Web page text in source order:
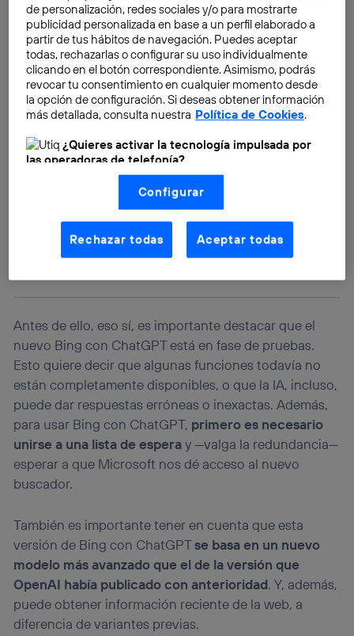
Antes de ello, eso sí, es importante destacar que el
nuevo Bing con ChatGPT está en fase de pruebas.
Esto quiere decir que algunas funciones todavía no
están completamente disponibles, o que la IA, incluso,
puede dar respuestas erróneas o inexactas. Además,
para usar Bing con ChatGPT, primero es necesario
unirse a una lista de esperay —valga la redundancia—
esperar a que Microsoft nos dé acceso al nuevo
buscador.
También es importante tener en cuenta que esta
versión de Bing con ChatGPTse basa en un nuevo
modelo más avanzado que el de la versión que
OpenAI había publicado con anterioridad. Y, además,
puede obtener información reciente de la web, a
diferencia de variantes previas.
de personalización, redes sociales y/o para mostrarte
publicidad personalizada en base a un perfil elaborado a
partir de tus hábitos de navegación. Puedes aceptar
todas, rechazarlas o configurar su uso individualmente
clicando en el botón correspondiente. Asimismo, podrás
revocar tu consentimiento en cualquier momento desde
la opción de configuración. Si deseas obtener información
más detallada, consulta nuestra Política de Cookies.
¿Quieres activar la tecnología impulsada por
las operadoras de telefonía?
Nosotros, Telefónica S.A., utilizamos la tecnología Utiq para
realizar nuestras acciones de marketing digital o análisis
(como se describe en este aviso de consentimiento)
basadas en tu navegación en nuestra(s) web(s)
aquí (solo cuando utilizas una conexión a
internet habilitada , proporcionada por una de las
operadoras de telefonía participantes, y otorgas tu
La tecnología Utiq está diseñada con la privacidad como
La tecnología utiliza un identificador cifrado creado por tu
operadora de telefonía, utilizando tu dirección IP y otra
información de la cuenta de cliente de
telecomunicaciones vinculada a la conexión que utilizas
(p. ej., número de teléfono móvil).
Este identificador se asigna a la conexión de internet, por
lo que cualquier persona que conecte su dispositivo y
consienta el uso de la tecnología recibirá el mismo
identificador. Típicamente:
Si utilizas una
que hayan dado su consentimiento.
Si utilizasdatos móviles, el marketing será más
personalizado, ya que se basará únicamente en la
navegación del usuario del móvil.
Puedes gestionar los consentimientos Utiq seleccionando
“Administrar Utiq” en la parte inferior de esta página web o
visitando el portal de privacidad de Utiq
Configurar
Rechazar todas Aceptar todas